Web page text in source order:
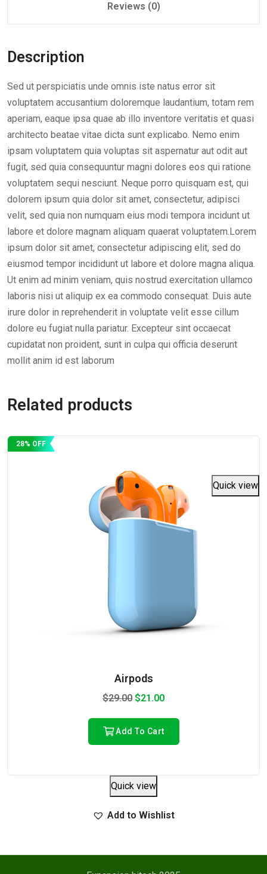
Reviews (0)
Description
Sed ut perspiciatis unde omnis iste natus error sit
voluptatem accusantium doloremque laudantium, totam rem
aperiam, eaque ipsa quae ab illo inventore veritatis et quasi
architecto beatae vitae dicta sunt explicabo. Nemo enim
ipsam voluptatem quia voluptas sit aspernatur aut odit aut
fugit, sed quia consequuntur magni dolores eos qui ratione
voluptatem sequi nesciunt. Neque porro quisquam est, qui
dolorem ipsum quia dolor sit amet, consectetur, adipisci
velit, sed quia non numquam eius modi tempora incidunt ut
labore et dolore magnam aliquam quaerat voluptatem.Lorem
ipsum dolor sit amet, consectetur adipiscing elit, sed do
eiusmod tempor incididunt ut labore et dolore magna aliqua.
Ut enim ad minim veniam, quis nostrud exercitation ullamco
laboris nisi ut aliquip ex ea commodo consequat. Duis aute
irure dolor in reprehenderit in voluptate velit esse cillum
dolore eu fugiat nulla pariatur. Excepteur sint occaecat
cupidatat non proident, sunt in culpa qui officia deserunt
mollit anim id est laborum
Related products
28% OFF
Quick view
Airpods
$29.00 $21.00
Add To Cart
Quick view
Add to Wishlist